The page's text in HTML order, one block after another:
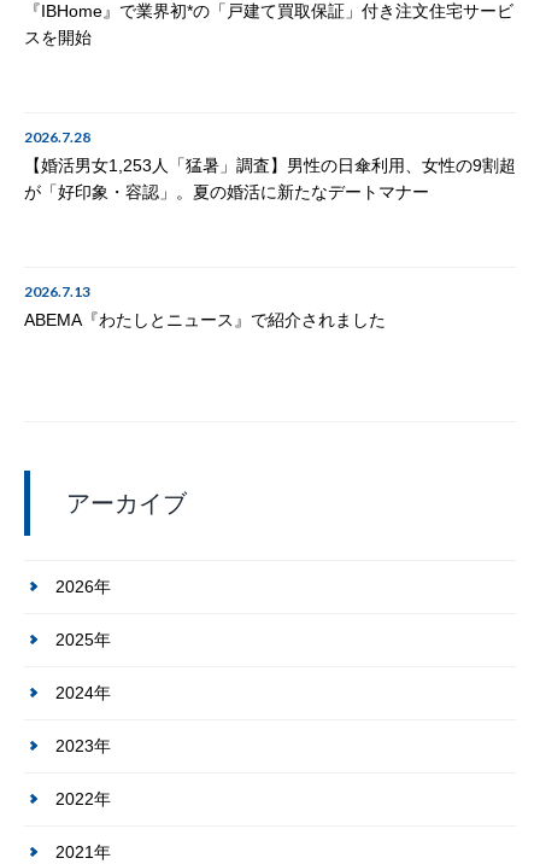
『IBHome』で業界初*の「戸建て買取保証」付き注文住宅サービ
スを開始
2026.7.28
【婚活男女1,253人「猛暑」調査】男性の日傘利用、女性の9割超
が「好印象・容認」。夏の婚活に新たなデートマナー
2026.7.13
ABEMA『わたしとニュース』で紹介されました
アーカイブ
2026年
2025年
2024年
2023年
2022年
2021年